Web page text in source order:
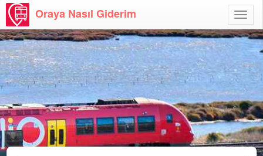
Aç
Oraya Nasıl Giderim